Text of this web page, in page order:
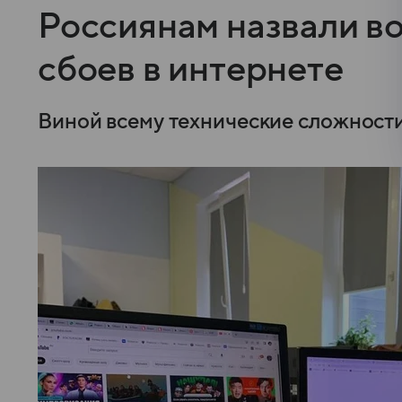
Россиянам назвали
сбоев в интернете
Виной всему технические